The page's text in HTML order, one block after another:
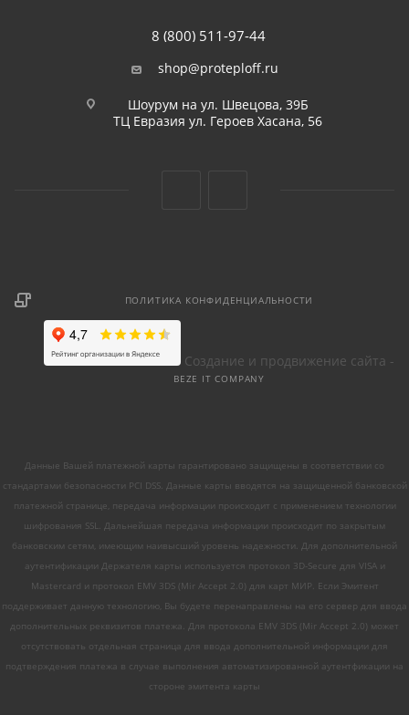
8 (800) 511-97-44
shop@proteploff.ru
Шоурум на ул. Швецова, 39Б
ТЦ Евразия ул. Героев Хасана, 56
ПОЛИТИКА КОНФИДЕНЦИАЛЬНОСТИ
Создание и продвижение сайта -
BEZE IT COMPANY
Данные Вашей платежной карты гарантировано защищены в соответствии со
стандартами безопасности PCI DSS. Данные карты вводятся на защищенной банковской
платежной странице, передача информации происходит с применением технологии
шифрования SSL. Дальнейшая передача информации происходит по закрытым
банковским сетям, имеющим наивысший уровень надежности. Для дополнительной
аутентификации Держателя карты используется протокол 3D-Secure для VISA и
Mastercard и протокол EMV 3DS (Mir Accept 2.0) для карт МИР. Если Эмитент
поддерживает данную технологию, Вы будете перенаправлены на его сервер для ввода
дополнительных реквизитов платежа. Для протокола EMV 3DS (Mir Accept 2.0) может
отсутствовать отдельная страница для ввода дополнительной информации для
подтверждения платежа в случае выполнения автоматизированной аутентфикации на
стороне эмитента карты